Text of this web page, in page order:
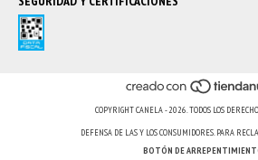
COPYRIGHT CANELA - 2026. TODOS LOS
DEFENSA DE LAS Y LOS CONSUMIDORES. PARA
BOTÓN DE